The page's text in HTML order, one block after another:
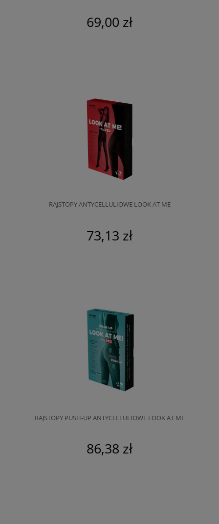
69,00 zł
RAJSTOPY ANTYCELLULIOWE LOOK AT ME
73,13 zł
RAJSTOPY PUSH-UP ANTYCELLULIOWE LOOK AT ME
86,38 zł